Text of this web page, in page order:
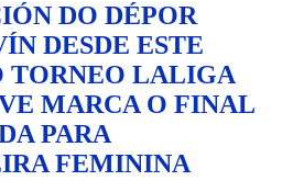
DO DÉPOR
DESDE ESTE
TORNEO LALIGA
MARCA O FINAL
PARA
FEMININA